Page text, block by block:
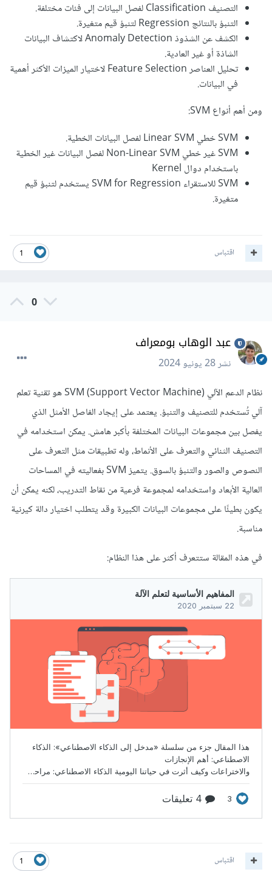
التصنيف Classification لفصل البيانات إلى فئات مختلفة.
التنبؤ بالنتائج Regression لتنبؤ قيم متغيرة.
الكشف عن الشذوذ Anomaly Detection لاكتشاف البيانات
الشاذة أو غير العادية.
تحليل العناصر Feature Selection لاختيار الميزات الأكثر أهمية
في البيانات.
ومن أهم أنواع SVM:
SVM خطي Linear SVM لفصل البيانات الخطية.
SVM غير خطي Non-Linear SVM لفصل البيانات غير الخطية
باستخدام دوال Kernel
SVM للاستقراء SVM for Regression يستخدم لتنبؤ قيم
متغيرة.
1 اقتباس
0
عبد الوهاب بومعراف
نشر28 يونيو 2024
نظام الدعم الآلي SVM (Support Vector Machine) هو تقنية تعلم
آلي تُستخدم للتصنيف والتنبؤ. يعتمد على إيجاد الفاصل الأمثل الذي
يفصل بين مجموعات البيانات المختلفة بأكبر هامش. يمكن استخدامه في
التصنيف الثنائي والتعرف على الأنماط، وله تطبيقات مثل التعرف على
النصوص والصور والتنبؤ بالسوق. يتميز SVM بفعاليته في المساحات
العالية الأبعاد واستخدامه لمجموعة فرعية من نقاط التدريب، لكنه يمكن أن
يكون بطيئًا على مجموعات البيانات الكبيرة وقد يتطلب اختيار دالة كيرنية
مناسبة.
في هذه المقالة ستتعرف أكثر على هذا النظام:
1 اقتباس